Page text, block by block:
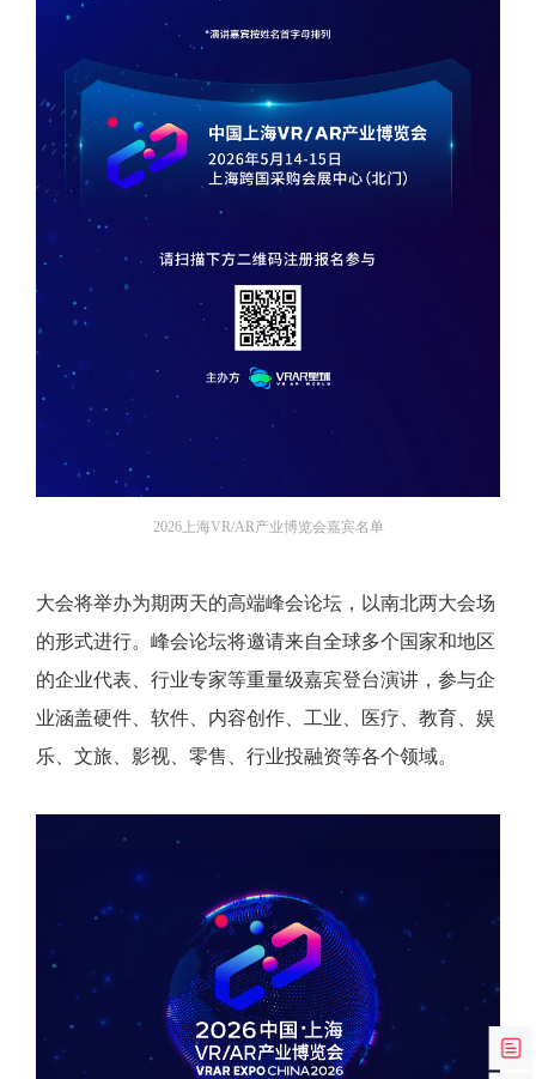
2026上海VR/AR产业博览会嘉宾名单
大会将举办为期两天的高端峰会论坛，以南北两大会场
的形式进行。峰会论坛将邀请来自全球多个国家和地区
的企业代表、行业专家等重量级嘉宾登台演讲，参与企
业涵盖硬件、软件、内容创作、工业、医疗、教育、娱
乐、文旅、影视、零售、行业投融资等各个领域。